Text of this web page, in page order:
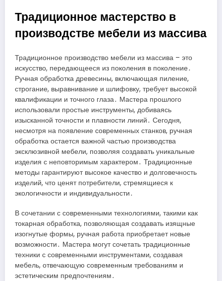
Традиционное мастерство в
производстве мебели из массива
Традиционное производство мебели из массива – это
искусство, передающееся из поколения в поколение․
Ручная обработка древесины, включающая пиление,
строгание, выравнивание и шлифовку, требует высокой
квалификации и точного глаза․ Мастера прошлого
использовали простые инструменты, добиваясь
изысканной точности и плавности линий․ Сегодня,
несмотря на появление современных станков, ручная
обработка остается важной частью производства
эксклюзивной мебели, позволяя создавать уникальные
изделия с неповторимым характером․ Традиционные
методы гарантируют высокое качество и долговечность
изделий, что ценят потребители, стремящиеся к
экологичности и индивидуальности․
В сочетании с современными технологиями, такими как
токарная обработка, позволяющая создавать изящные
изогнутые формы, ручная работа приобретает новые
возможности․ Мастера могут сочетать традиционные
техники с современными инструментами, создавая
мебель, отвечающую современным требованиям и
эстетическим предпочтениям․